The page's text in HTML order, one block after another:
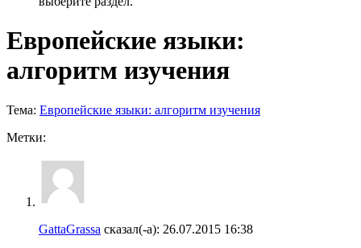
Европейские языки:
алгоритм изучения
Тема: Европейские языки: алгоритм изучения
Метки:
GattaGrassa сказал(-а): 26.07.2015 16:38